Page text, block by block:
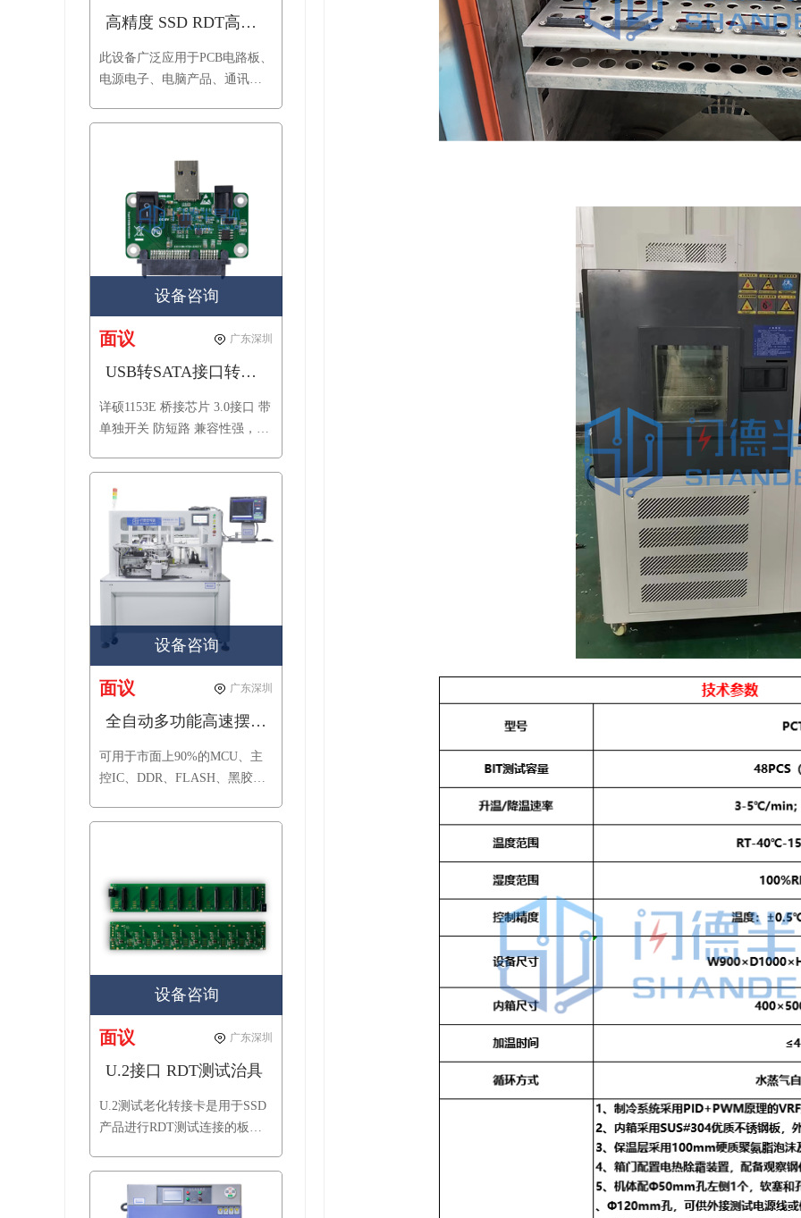
高精度 SSD RDT高温测试柜
此设备广泛应用于PCB电路板、
电源电子、电脑产品、通讯、
料、汽车部件、橡塑轮胎、太
在高温环境下的老化筛选试验
设备咨询
面议 广东深圳
USB转SATA接口转接板（新一代主控兼容性更强）
详硕1153E 桥接芯片 3.0接口 带
单独开关 防短路 兼容性强，单
可用于SSD 量产开卡 接上硬盘
可当移动硬盘使用
设备咨询
面议 广东深圳
全自动多功能高速摆盘机
可用于市面上90%的MCU、主
控IC、DDR、FLASH、黑胶体
规格芯片；兼容市面上常用的
机多功能摆盘工作。
设备咨询
面议 广东深圳
U.2接口 RDT测试治具
U.2测试老化转接卡是用于SSD
产品进行RDT测试连接的板